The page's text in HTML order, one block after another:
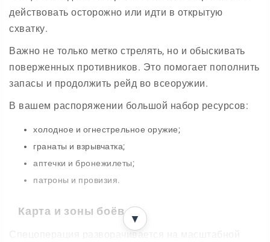
действовать осторожно или идти в открытую
схватку.
Важно не только метко стрелять, но и обыскивать
поверженных противников. Это помогает пополнить
запасы и продолжить рейд во всеоружии.
В вашем распоряжении большой набор ресурсов:
холодное и огнестрельное оружие;
гранаты и взрывчатка;
аптечки и бронежилеты;
патроны и провизия.
Карта и зоны боёв
Спецоперация разворачивается на масштабной
▼